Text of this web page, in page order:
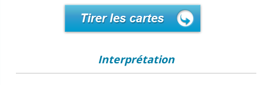
Interprétation